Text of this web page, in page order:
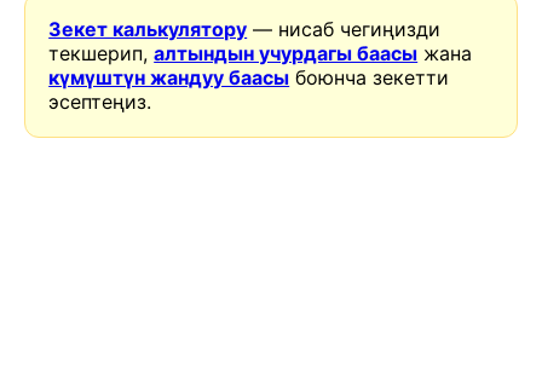
Зекет калькулятору — нисаб чегиңизди
текшерип,алтындын учурдагы баасы жана
күмүштүн жандуу баасы боюнча зекетти
эсептеңиз.